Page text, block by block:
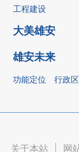
工程建设
大美雄安
雄安未来
功能定位 行政
关于本站 网